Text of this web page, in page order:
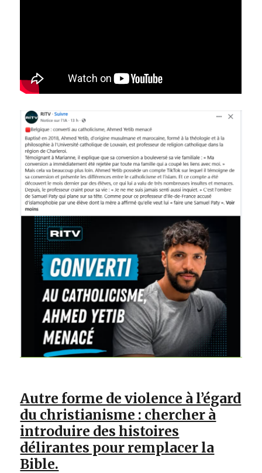
Autre forme de violence à l’égard
du christianisme : chercher à
introduire des histoires
délirantes pour remplacer la
Bible.